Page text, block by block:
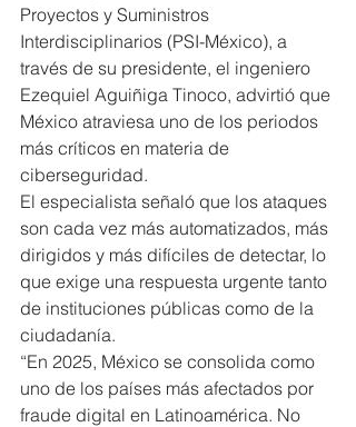
Proyectos y Suministros
Interdisciplinarios (PSI-México), a
través de su presidente, el ingeniero
Ezequiel Aguiñiga Tinoco, advirtió que
México atraviesa uno de los periodos
más críticos en materia de
ciberseguridad.
El especialista señaló que los ataques
son cada vez más automatizados, más
dirigidos y más difíciles de detectar, lo
que exige una respuesta urgente tanto
de instituciones públicas como de la
ciudadanía.
“En 2025, México se consolida como
uno de los países más afectados por
fraude digital en Latinoamérica. No